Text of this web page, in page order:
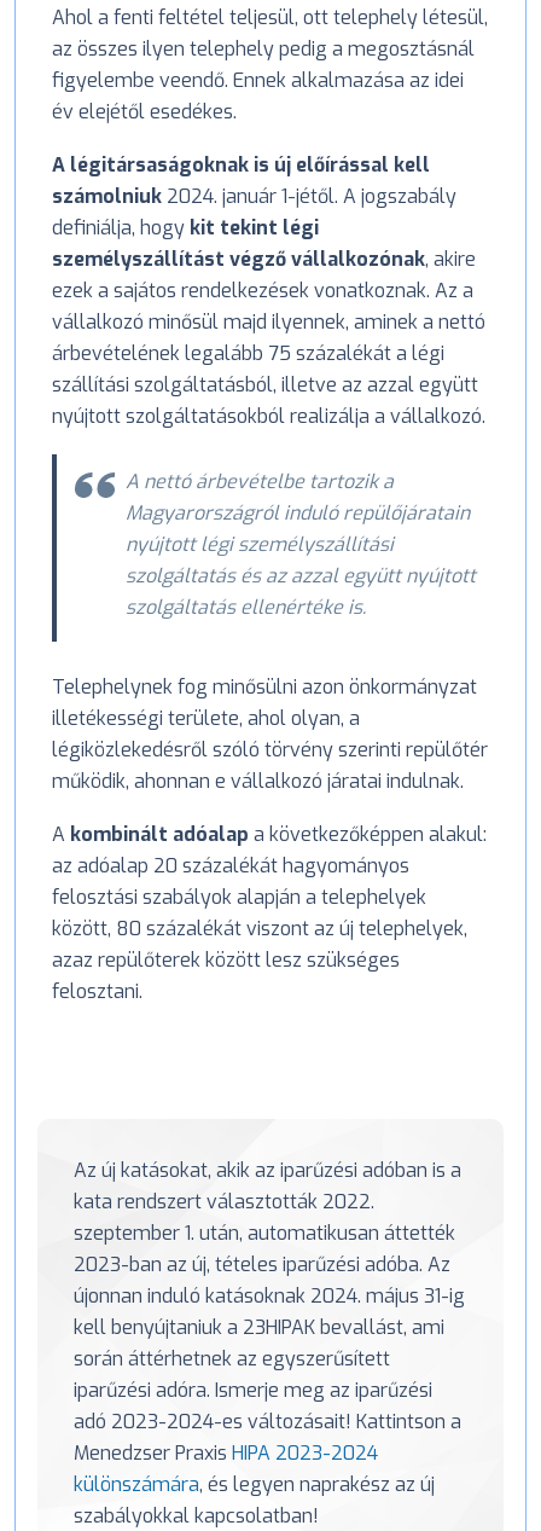
Ahol a fenti feltétel teljesül, ott telephely létesül,
az összes ilyen telephely pedig a megosztásnál
figyelembe veendő. Ennek alkalmazása az idei
év elejétől esedékes.
A légitársaságoknak is új előírással kell
számolniuk 2024. január 1-jétől. A jogszabály
definiálja, hogy kit tekint légi
személyszállítást végző vállalkozónak, akire
ezek a sajátos rendelkezések vonatkoznak. Az a
vállalkozó minősül majd ilyennek, aminek a nettó
árbevételének legalább 75 százalékát a légi
szállítási szolgáltatásból, illetve az azzal együtt
nyújtott szolgáltatásokból realizálja a vállalkozó.
A nettó árbevételbe tartozik a
Magyarországról induló repülőjáratain
nyújtott légi személyszállítási
szolgáltatás és az azzal együtt nyújtott
szolgáltatás ellenértéke is.
Telephelynek fog minősülni azon önkormányzat
illetékességi területe, ahol olyan, a
légiközlekedésről szóló törvény szerinti repülőtér
működik, ahonnan e vállalkozó járatai indulnak.
A kombinált adóalap a következőképpen alakul:
az adóalap 20 százalékát hagyományos
felosztási szabályok alapján a telephelyek
között, 80 százalékát viszont az új telephelyek,
azaz repülőterek között lesz szükséges
felosztani.
Az új katásokat, akik az iparűzési adóban is a
kata rendszert választották 2022.
szeptember 1. után, automatikusan áttették
2023-ban az új, tételes iparűzési adóba. Az
újonnan induló katásoknak 2024. május 31-ig
kell benyújtaniuk a 23HIPAK bevallást, ami
során áttérhetnek az egyszerűsített
iparűzési adóra. Ismerje meg az iparűzési
adó 2023-2024-es változásait! Kattintson a
Menedzser Praxis HIPA 2023-2024
különszámára, és legyen naprakész az új
szabályokkal kapcsolatban!